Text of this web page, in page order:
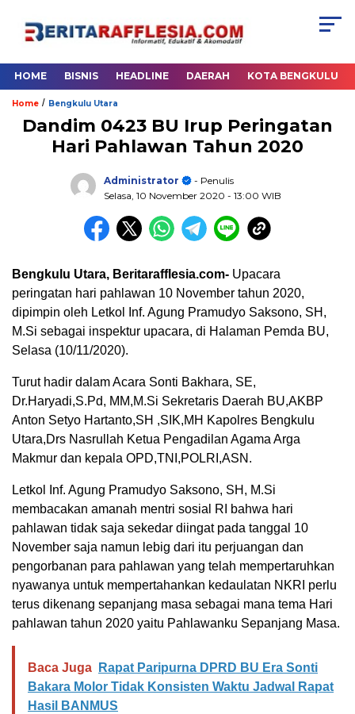
HOME BISNIS HEADLINE DAERAH KOTA BENGKULU
Home / Bengkulu Utara
Dandim 0423 BU Irup Peringatan
Hari Pahlawan Tahun 2020
Administrator
- Penulis
Selasa, 10 November 2020 - 13:00 WIB
Bengkulu Utara, Beritarafflesia.com- Upacara
peringatan hari pahlawan 10 November tahun 2020,
dipimpin oleh Letkol Inf. Agung Pramudyo Saksono, SH,
M.Si sebagai inspektur upacara, di Halaman Pemda BU,
Selasa (10/11/2020).
Turut hadir dalam Acara Sonti Bakhara, SE,
Dr.Haryadi,S.Pd, MM,M.Si Sekretaris Daerah BU,AKBP
Anton Setyo Hartanto,SH ,SIK,MH Kapolres Bengkulu
Utara,Drs Nasrullah Ketua Pengadilan Agama Arga
Makmur dan kepala OPD,TNI,POLRI,ASN.
Letkol Inf. Agung Pramudyo Saksono, SH, M.Si
membacakan amanah mentri sosial RI bahwa hari
pahlawan tidak saja sekedar diingat pada tanggal 10
November saja namun lebig dari itu perjuangan dan
pengorbanan para pahlawan yang telah mempertaruhkan
nyawanya untuk mempertahankan kedaulatan NKRI perlu
terus dikenang sepanjang masa sebagai mana tema Hari
pahlawan tahun 2020 yaitu Pahlawanku Sepanjang Masa.
Baca Juga
Rapat Paripurna DPRD BU Era Sonti
Bakara Molor Tidak Konsisten Waktu Jadwal Rapat
Hasil BANMUS